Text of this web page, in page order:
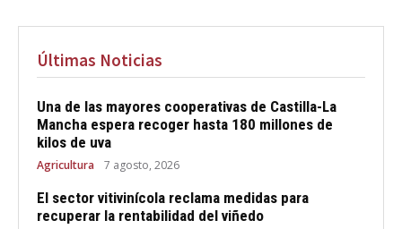
Últimas Noticias
Una de las mayores cooperativas de Castilla-La
Mancha espera recoger hasta 180 millones de
kilos de uva
Agricultura 7 agosto, 2026
El sector vitivinícola reclama medidas para
recuperar la rentabilidad del viñedo